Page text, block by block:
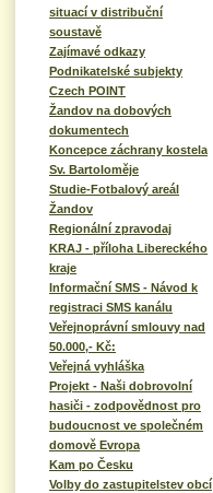
situací v distribuční
soustavě
Zajímavé odkazy
Podnikatelské subjekty
Czech POINT
Žandov na dobových
dokumentech
Koncepce záchrany kostela
Sv. Bartoloměje
Studie-Fotbalový areál
Žandov
Regionální zpravodaj
KRAJ - příloha Libereckého
kraje
Informační SMS - Návod k
registraci SMS kanálu
Veřejnoprávní smlouvy nad
50.000,- Kč:
Veřejná vyhláška
Projekt - Naši dobrovolní
hasiči - zodpovědnost pro
budoucnost ve společném
domově Evropa
Kam po Česku
Volby do zastupitelstev obcí